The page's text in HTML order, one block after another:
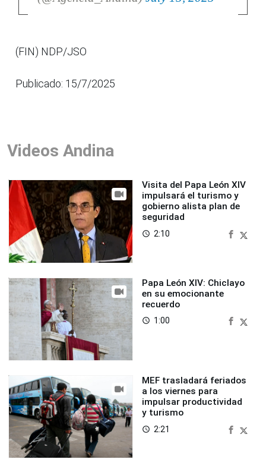
(FIN) NDP/JSO
Publicado: 15/7/2025
Videos Andina
Visita del Papa León XIV
impulsará el turismo y
gobierno alista plan de
seguridad
access_time 2:10
Papa León XIV: Chiclayo
en su emocionante
recuerdo
access_time 1:00
MEF trasladará feriados
a los viernes para
impulsar productividad
y turismo
access_time 2:21